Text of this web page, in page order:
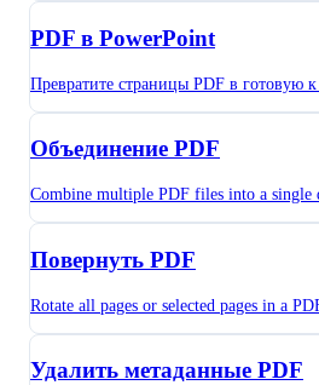
PDF в PowerPoint
Превратите страницы PDF в готовую
Объединение PDF
Combine multiple PDF files into a single
Повернуть PDF
Rotate all pages or selected pages in a
Удалить метаданные PDF